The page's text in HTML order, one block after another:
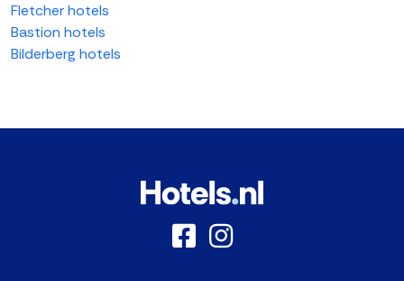
Fletcher hotels
Bastion hotels
Bilderberg hotels